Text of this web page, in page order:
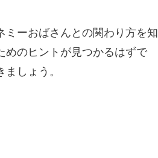
ミーおばさんとの関わり方を知
めのヒントが見つかるはずで
しょう。